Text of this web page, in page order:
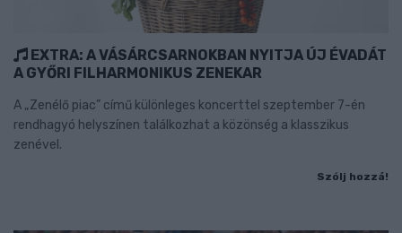
EXTRA: A VÁSÁRCSARNOKBAN NYITJA ÚJ ÉVADÁT
A GYŐRI FILHARMONIKUS ZENEKAR
A „Zenélő piac” című különleges koncerttel szeptember 7-én
rendhagyó helyszínen találkozhat a közönség a klasszikus
zenével.
Szólj hozzá!